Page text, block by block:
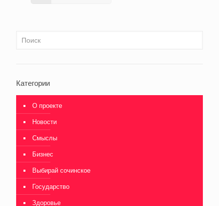
Категории
О проекте
Новости
Смыслы
Бизнес
Выбирай сочинское
Государство
Здоровье